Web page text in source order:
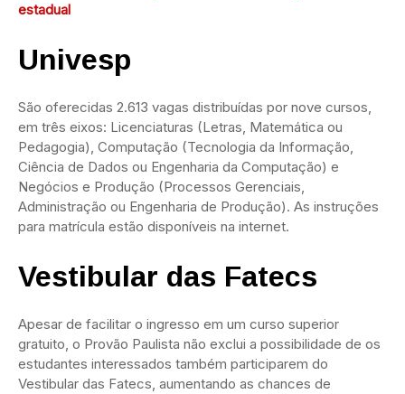
estadual
Univesp
São oferecidas 2.613 vagas distribuídas por nove cursos,
em três eixos: Licenciaturas (Letras, Matemática ou
Pedagogia), Computação (Tecnologia da Informação,
Ciência de Dados ou Engenharia da Computação) e
Negócios e Produção (Processos Gerenciais,
Administração ou Engenharia de Produção). As instruções
para matrícula estão disponíveis na internet.
Vestibular das Fatecs
Apesar de facilitar o ingresso em um curso superior
gratuito, o Provão Paulista não exclui a possibilidade de os
estudantes interessados também participarem do
Vestibular das Fatecs, aumentando as chances de